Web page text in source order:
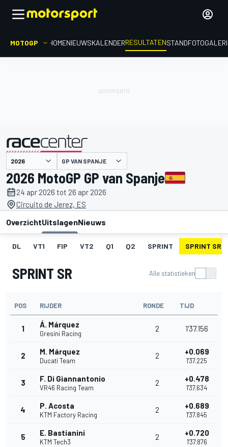
MOTOGP HOMENIEUWSKALENDERRESULTATENSTAND
gepresenteerd door GP VAN SPANJE
2026 MotoGP GP van Spanje
24 apr 2026 tot 26 apr 2026
Circuito de Jerez, ES
OverzichtUitslagenNieuws
DL VT1 FIP VT2 Q1 Q2 SPRINT SPRINT SR
SPRINT SR Alle statistieken
POS RIJDER RONDE TIJD
1 Á. Márquez
Gresini Racing
2 1'37.156
2 M. Márquez
Ducati Team
2 +0.069
1'37.225
3 F. Di Giannantonio
VR46 Racing Team
2 +0.478
1'37.634
4 P. Acosta
KTM Factory Racing
2 +0.689
1'37.845
5 E. Bastianini
KTM Tech3
2 +0.720
1'37.876